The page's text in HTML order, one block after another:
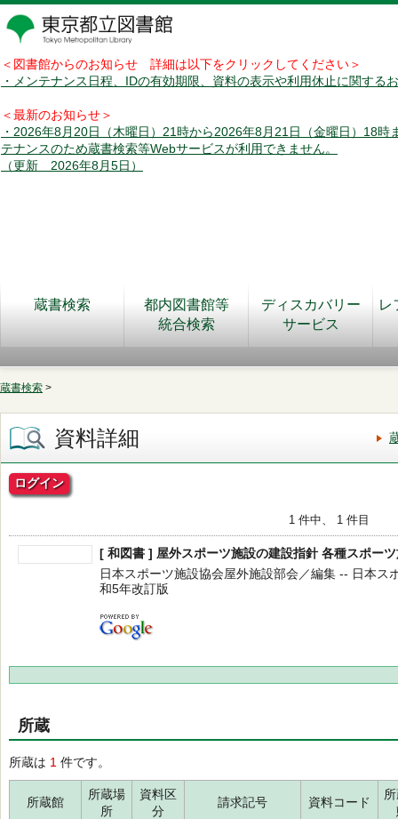
＜図書館からのお知らせ 詳細は以下をクリックしてください＞
・メンテナンス日程、IDの有効期限、資料の表示や利用休止に関する
＜最新のお知らせ＞
・2026年8月20日（木曜日）21時から2026年8月21日（金曜日）18時
テナンスのため蔵書検索等Webサービスが利用できません。
（更新 2026年8月5日）
蔵書検索
都内図書館等
統合検索
ディスカバリー
サービス
レ
蔵書検索 >
資料詳細
ログイン
1 件中、 1 件目
[ 和図書 ] 屋外スポーツ施設の建設指針 各種スポー
日本スポーツ施設協会屋外施設部会／編集 -- 日本
和5年改訂版
所蔵
所蔵は 1 件です。
所蔵館
所蔵場
所
資料区
分
請求記号 資料コード